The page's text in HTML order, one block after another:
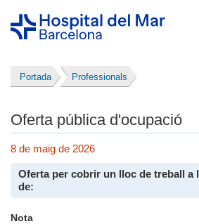
Portada Professionals
Oferta pública d'ocupació
8 de maig de 2026
Oferta per cobrir un lloc de treball a
de:
Nota